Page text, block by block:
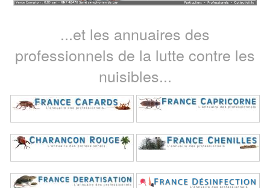
...et les annuaires des
professionnels de la lutte contre les
nuisibles...